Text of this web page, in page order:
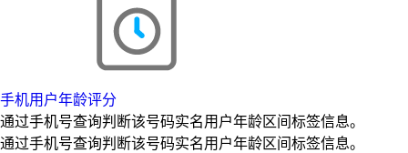
手机用户年龄评分
通过手机号查询判断该号码实名用户年龄区间标签信息。
通过手机号查询判断该号码实名用户年龄区间标签信息。